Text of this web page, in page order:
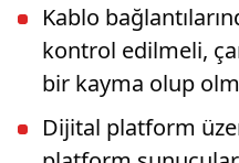
Kablo
kontrol edilmeli,
bir kayma olup
Dijital platform